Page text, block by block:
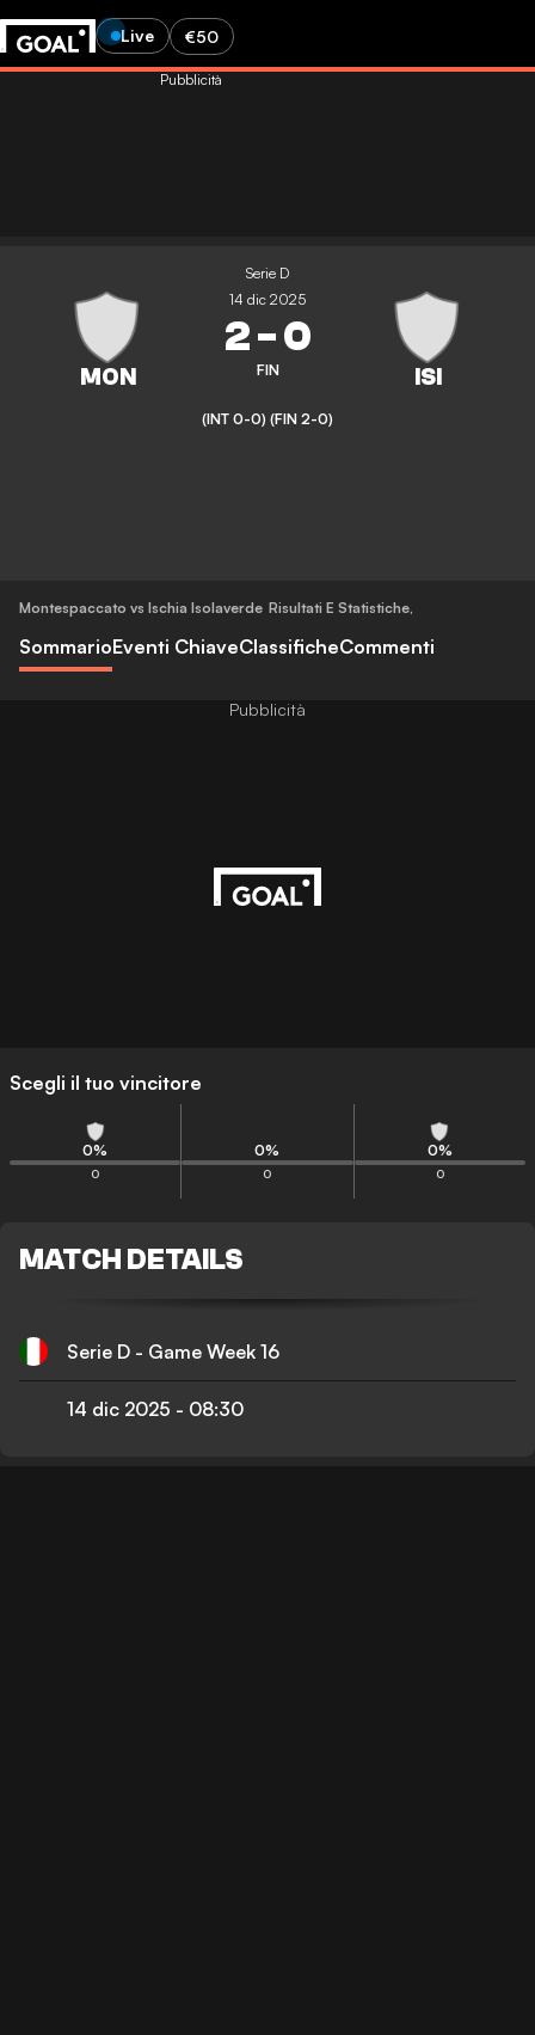
Live €50
Pubblicità
Serie D
14 dic 2025
2-0
FIN
(INT 0-0) (FIN 2-0)
Montespaccato vs Ischia Isolaverde Risultati E Statistiche,
SommarioEventi ChiaveClassificheCommenti
Scegli il tuo vincitore
0%
0
0%
0
0%
0
MATCH DETAILS
Serie D - Game Week 16
14 dic 2025 - 08:30
Pubblicità